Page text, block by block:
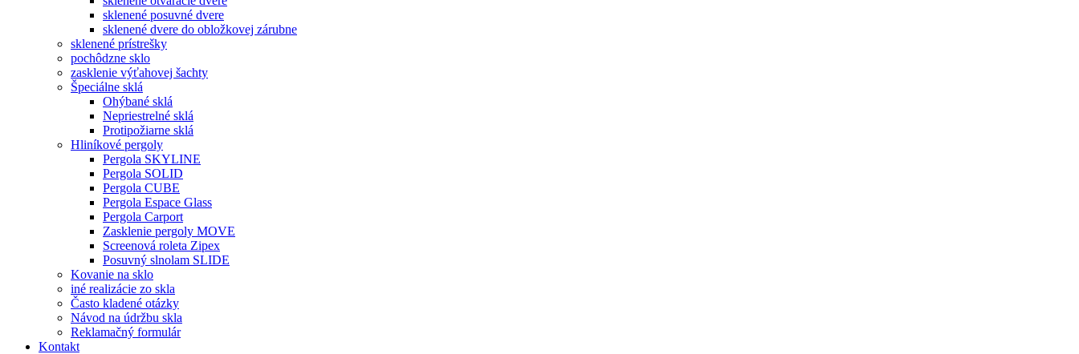
sklenené posuvné dvere
sklenené dvere do obložkovej zárubne
sklenené prístrešky
pochôdzne sklo
zasklenie výťahovej šachty
Špeciálne sklá
Ohýbané sklá
Nepriestrelné sklá
Protipožiarne sklá
Hliníkové pergoly
Pergola SKYLINE
Pergola SOLID
Pergola CUBE
Pergola Espace Glass
Pergola Carport
Zasklenie pergoly MOVE
Screenová roleta Zipex
Posuvný slnolam SLIDE
Kovanie na sklo
iné realizácie zo skla
Často kladené otázky
Návod na údržbu skla
Reklamačný formulár
Kontakt